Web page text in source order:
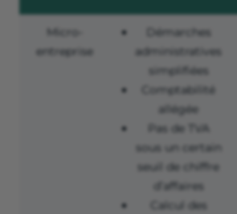
Micro-
entreprise
Démarches
administratives
simplifiées
Comptabilité
allégée
Pas de TVA
sous un certain
seuil de chiffre
d’affaires
Calcul des